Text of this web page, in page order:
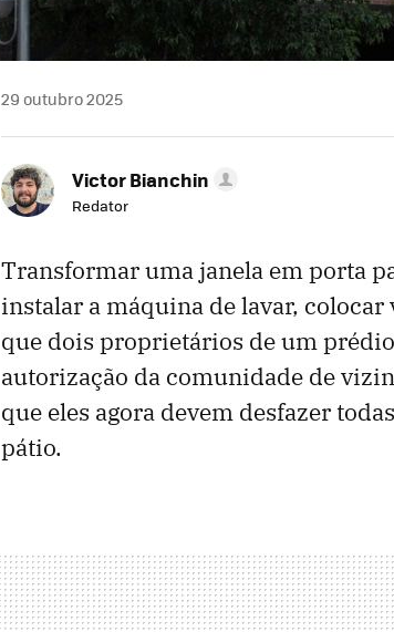
29 outubro 2025
Victor Bianchin
Redator
Transformar uma janela em porta
instalar a máquina de lavar,
que dois proprietários de um
autorização da comunidade de
que eles agora devem desfazer
pátio.